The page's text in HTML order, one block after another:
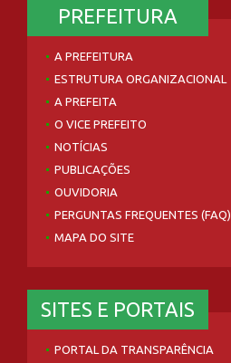
PREFEITURA
A PREFEITURA
ESTRUTURA ORGANIZACIONAL
A PREFEITA
O VICE PREFEITO
NOTÍCIAS
PUBLICAÇÕES
OUVIDORIA
PERGUNTAS FREQUENTES (FAQ)
MAPA DO SITE
SITES E PORTAIS
PORTAL DA TRANSPARÊNCIA